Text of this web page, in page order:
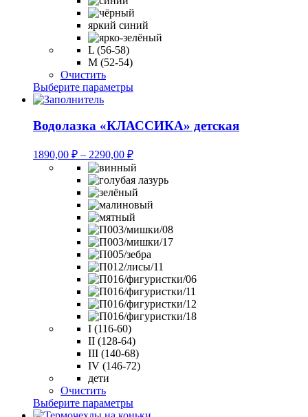
яркий синий
L (56-58)
M (52-54)
Очистить
Выберите параметрыЭтот
несколько
Опции
можно
выбрать
на
странице
товара.
Водолазка «КЛАССИКА» детская
1890,00 ₽ – 2290,00 ₽Диапазон
цен:
1890,00 ₽
–
2290,00 ₽
I (116-60)
II (128-64)
III (140-68)
IV (146-72)
дети
Очистить
Выберите параметрыЭтот
товар